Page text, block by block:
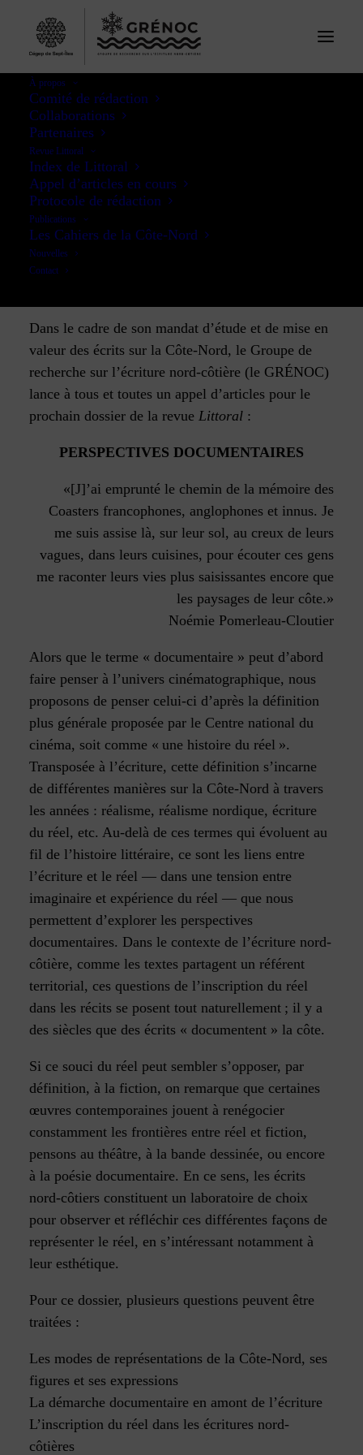
À propos
Comité de rédaction
Collaborations
Partenaires
Revue Littoral
Index de Littoral
Appel d’articles en cours
Protocole de rédaction
Publications
Les Cahiers de la Côte-Nord
Nouvelles
Contact
Appel d’articles :
perspectives
documentaires
16 MARS 2026
Dans le cadre de son mandat d’étude et de mise en
valeur des écrits sur la Côte-Nord, le Groupe de
recherche sur l’écriture nord-côtière (le GRÉNOC)
lance à tous et toutes un appel d’articles pour le
prochain dossier de la revue Littoral :
PERSPECTIVES DOCUMENTAIRES
«[J]’ai emprunté le chemin de la mémoire des
Coasters francophones, anglophones et innus. Je
me suis assise là, sur leur sol, au creux de leurs
vagues, dans leurs cuisines, pour écouter ces gens
me raconter leurs vies plus saisissantes encore que
les paysages de leur côte.»
Noémie Pomerleau-Cloutier
Alors que le terme « documentaire » peut d’abord
faire penser à l’univers cinématographique, nous
proposons de penser celui-ci d’après la définition
plus générale proposée par le Centre national du
cinéma, soit comme « une histoire du réel ».
Transposée à l’écriture, cette définition s’incarne
de différentes manières sur la Côte-Nord à travers
les années : réalisme, réalisme nordique, écriture
du réel, etc. Au-delà de ces termes qui évoluent au
fil de l’histoire littéraire, ce sont les liens entre
l’écriture et le réel — dans une tension entre
imaginaire et expérience du réel — que nous
permettent d’explorer les perspectives
documentaires. Dans le contexte de l’écriture nord-
côtière, comme les textes partagent un référent
territorial, ces questions de l’inscription du réel
dans les récits se posent tout naturellement ; il y a
des siècles que des écrits « documentent » la côte.
Si ce souci du réel peut sembler s’opposer, par
définition, à la fiction, on remarque que certaines
œuvres contemporaines jouent à renégocier
constamment les frontières entre réel et fiction,
pensons au théâtre, à la bande dessinée, ou encore
à la poésie documentaire. En ce sens, les écrits
nord-côtiers constituent un laboratoire de choix
pour observer et réfléchir ces différentes façons de
représenter le réel, en s’intéressant notamment à
leur esthétique.
Pour ce dossier, plusieurs questions peuvent être
traitées :
Les modes de représentations de la Côte-Nord, ses
figures et ses expressions
La démarche documentaire en amont de l’écriture
L’inscription du réel dans les écritures nord-
côtières